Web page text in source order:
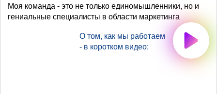
Моя команда - это не только единомышленники, но и
гениальные специалисты в области маркетинга
О том, как мы работаем
- в коротком видео: